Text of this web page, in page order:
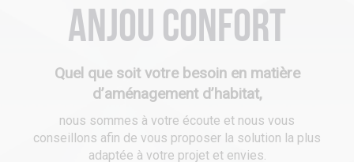
Anjou Confort
Quel que soit votre besoin en matière
d’aménagement d’habitat,
nous sommes à votre écoute et nous vous
conseillons afin de vous proposer la solution la plus
adaptée à votre projet et envies.